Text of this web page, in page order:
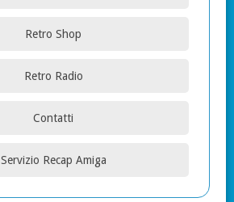
Retro Shop
Retro Radio
Contatti
Servizio Recap Amiga